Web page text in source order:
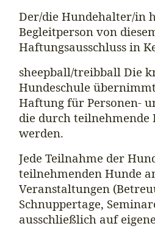
Der/die Hundehalter/in
Begleitperson von
Haftungsausschluss in
sheepball/treibball Die
Hundeschule
Haftung für Personen-
die durch teilnehmende
werden.
Jede Teilnahme der
teilnehmenden Hunde
Veranstaltungen
Schnuppertage,
ausschließlich auf